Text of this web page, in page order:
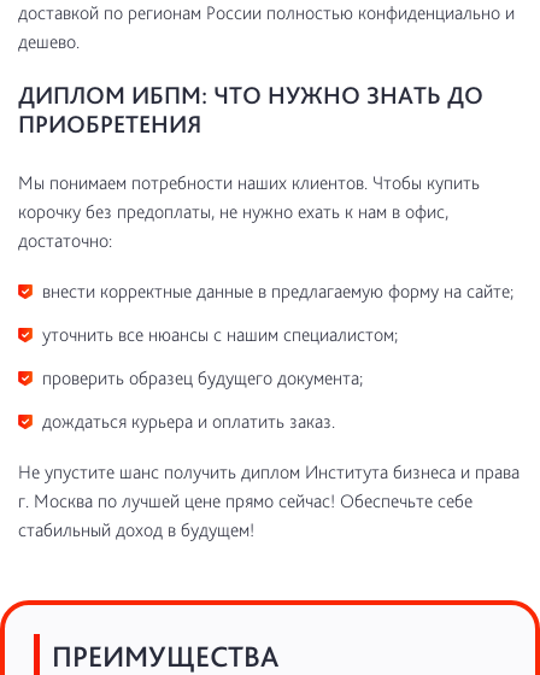
доставкой по регионам России полностью конфиденциально и
дешево.
ДИПЛОМ ИБПМ: ЧТО НУЖНО ЗНАТЬ ДО
ПРИОБРЕТЕНИЯ
Мы понимаем потребности наших клиентов. Чтобы купить
корочку без предоплаты, не нужно ехать к нам в офис,
достаточно:
внести корректные данные в предлагаемую форму на сайте;
уточнить все нюансы с нашим специалистом;
проверить образец будущего документа;
дождаться курьера и оплатить заказ.
Не упустите шанс получить диплом Института бизнеса и права
г. Москва по лучшей цене прямо сейчас! Обеспечьте себе
стабильный доход в будущем!
ПРЕИМУЩЕСТВА